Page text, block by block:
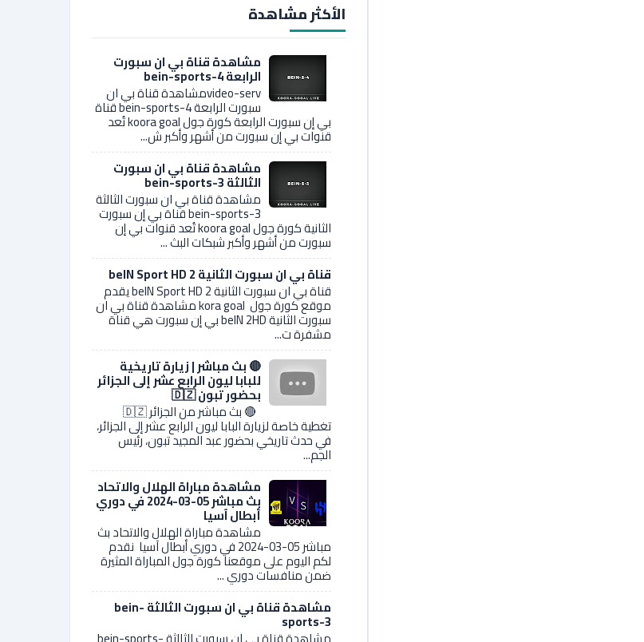
الأكثر مشاهدة
مشاهدة قناة بي ان سبورت
الرابعة bein-sports-4
video-servمشاهدة قناة بي ان
سبورت الرابعة bein-sports-4 قناة
بي إن سبورت الرابعة كورة جول koora goal تُعد
قنوات بي إن سبورت من أشهر وأكبر ش...
مشاهدة قناة بي ان سبورت
الثالثة bein-sports-3
مشاهدة قناة بي ان سبورت الثالثة
bein-sports-3 قناة بي إن سبورت
الثانية كورة جول koora goal تُعد قنوات بي إن
سبورت من أشهر وأكبر شبكات البث ...
قناة بي ان سبورت الثانية 2 beIN Sport HD
قناة بي ان سبورت الثانية 2 beIN Sport HD يقدم
موقع كورة جول kora goal مشاهدة قناة بي ان
سبورت الثانية beIN 2HD بي إن سبورت هي قناة
مشفرة ت...
🔴 بث مباشر | زيارة تاريخية
للبابا ليون الرابع عشر إلى الجزائر
بحضور تبون 🇩🇿
🔴 بث مباشر من الجزائر 🇩🇿
تغطية خاصة لزيارة البابا ليون الرابع عشر إلى الجزائر،
في حدث تاريخي بحضور عبد المجيد تبون، رئيس
الجم...
مشاهدة مباراة الهلال والاتحاد
بث مباشر 05-03-2024 في دوري
أبطال آسيا
مشاهدة مباراة الهلال والاتحاد بث
مباشر 05-03-2024 في دوري أبطال آسيا نقدم
لكم اليوم على موقعنا كورة جول المباراة المثيرة
ضمن منافسات دوري ...
مشاهدة قناة بي ان سبورت الثالثة bein-
sports-3